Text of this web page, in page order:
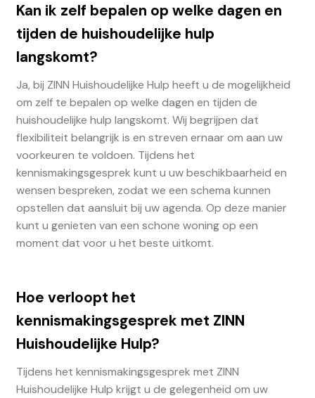
Kan ik zelf bepalen op welke dagen en
tijden de huishoudelijke hulp
langskomt?
Ja, bij ZINN Huishoudelijke Hulp heeft u de mogelijkheid
om zelf te bepalen op welke dagen en tijden de
huishoudelijke hulp langskomt. Wij begrijpen dat
flexibiliteit belangrijk is en streven ernaar om aan uw
voorkeuren te voldoen. Tijdens het
kennismakingsgesprek kunt u uw beschikbaarheid en
wensen bespreken, zodat we een schema kunnen
opstellen dat aansluit bij uw agenda. Op deze manier
kunt u genieten van een schone woning op een
moment dat voor u het beste uitkomt.
Hoe verloopt het
kennismakingsgesprek met ZINN
Huishoudelijke Hulp?
Tijdens het kennismakingsgesprek met ZINN
Huishoudelijke Hulp krijgt u de gelegenheid om uw